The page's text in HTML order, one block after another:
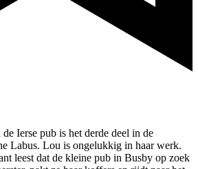
Ierse pub is het derde deel in de
Labus. Lou is ongelukkig in haar werk.
leest dat de kleine pub in Busby op zoek